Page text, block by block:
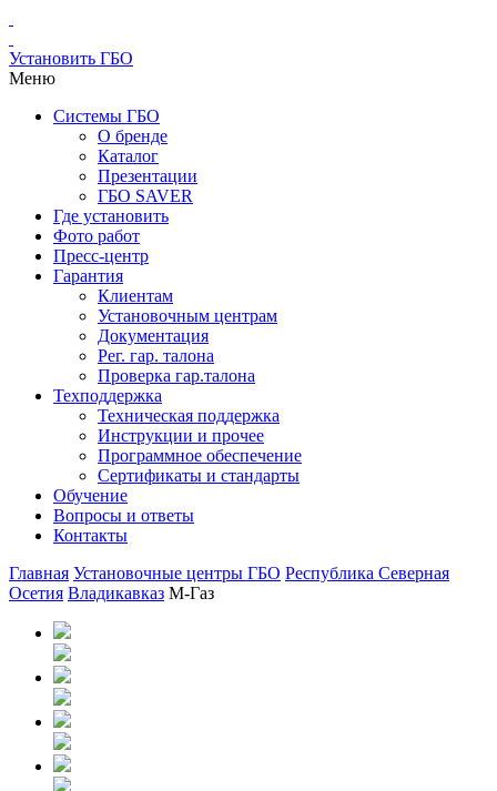
Установить ГБО
Меню
Системы ГБО
О бренде
Каталог
Презентации
ГБО SAVER
Где установить
Фото работ
Пресс-центр
Гарантия
Клиентам
Установочным центрам
Документация
Рег. гар. талона
Проверка гар.талона
Техподдержка
Техническая поддержка
Инструкции и прочее
Программное обеспечение
Сертификаты и стандарты
Обучение
Вопросы и ответы
Контакты
Главная Установочные центры ГБО Республика Северная
Осетия Владикавказ М-Газ